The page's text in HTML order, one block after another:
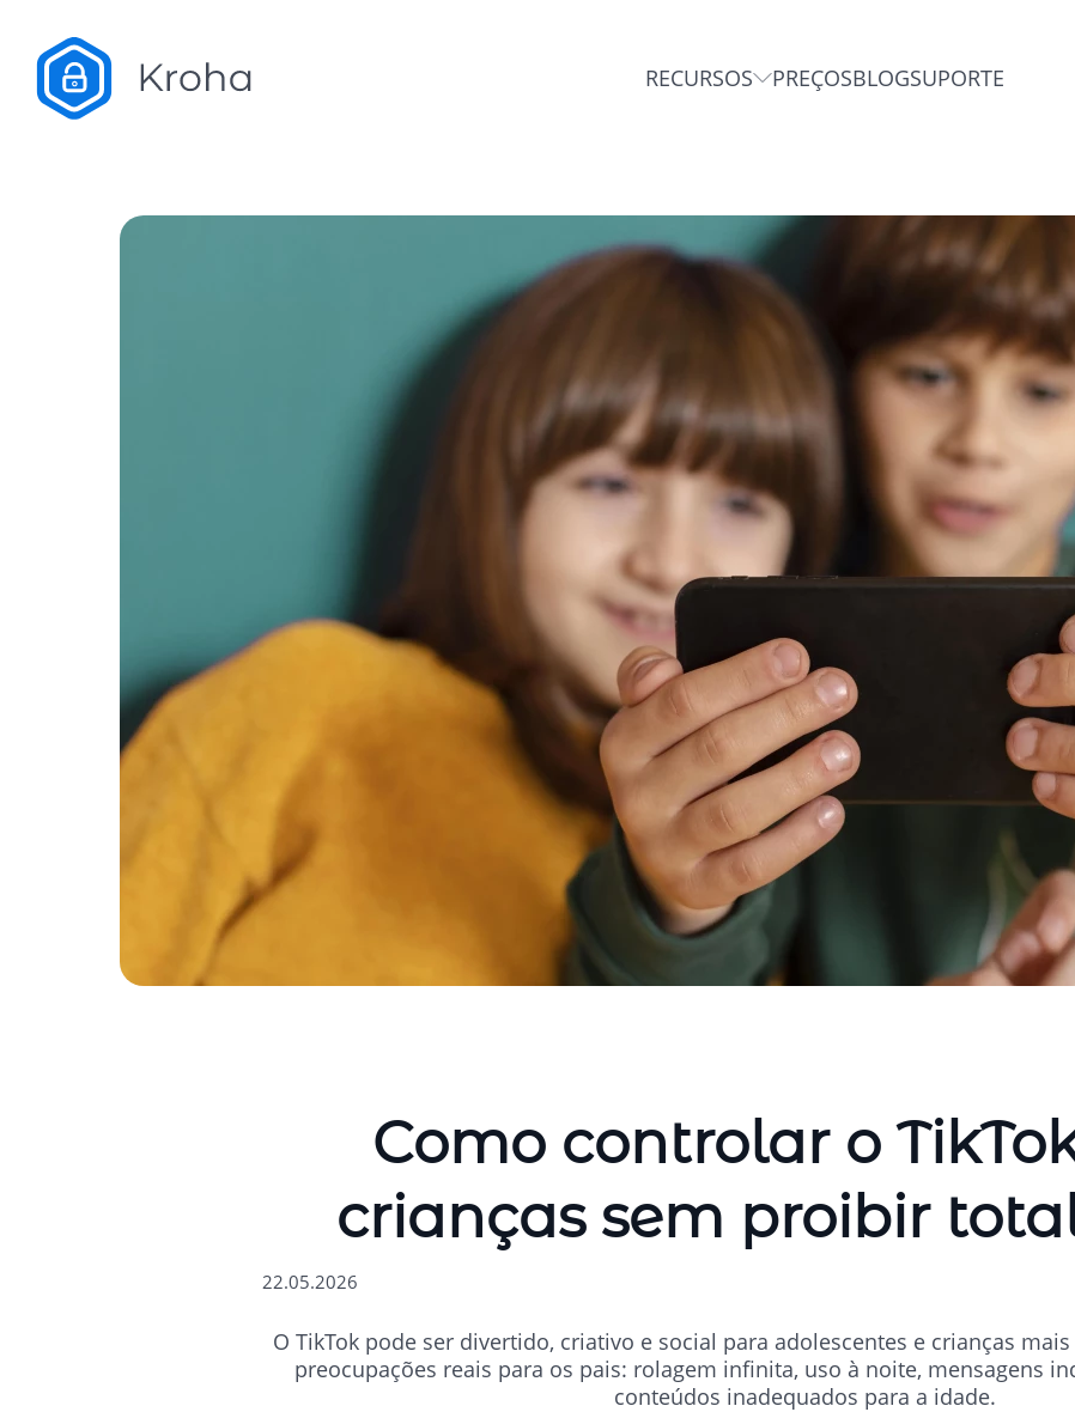
RECURSOS PREÇOSBLOGSUPORTE
Como controlar o
crianças sem proibir
22.05.2026
O TikTok pode ser divertido, criativo e social para adolescentes e crianças
preocupações reais para os pais: rolagem infinita, uso à noite, mensagens
conteúdos inadequados para a idade.